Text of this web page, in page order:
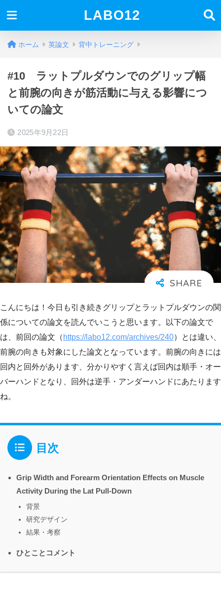
LABO12
ホーム 英論文 背中トレーニング
#10 ラットプルダウンでのグリップ幅
と前腕の向きが筋活動に与える影響につ
いての論文
2025年9月22日
こんにちは！今日も引き続きグリップとラットプルダウンの関
係についての論文を読んでいこうと思います。以下の論文で
は、前回の論文（ https://labo12.com/archives/240）とは違い、
前腕の向きも対象にした論文となっています。前腕の向きには
回内と回外があります、分かりやすく言えば回内は順手・オー
バーハンドとなり、回外は逆手・アンダーハンドにあたります
ね。
目次
Grip Width and Forearm Orientation Effects on Muscle
Activity During the Lat Pull-Down
背景
研究デザイン
結果・考察
ひとことコメント